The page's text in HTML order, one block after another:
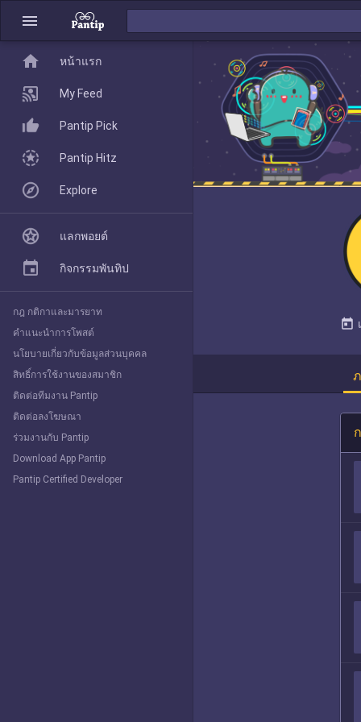
menu
today
home
Pantip Pick
Explore
home หน้าแรก
My Feed
Pantip Pick
Pantip Hitz
Explore
แลกพอยต์
กิจกรรมพันทิป
กฎ กติกาและมารยาท
คำแนะนำการโพสต์
นโยบายเกี่ยวกับข้อมูลส่วนบุคคล
สิทธิ์การใช้งานของสมาชิก
ติดต่อทีมงาน Pantip
ติดต่อลงโฆษณา
ร่วมงานกับ Pantip
Download App Pantip
Pantip Certified Developer